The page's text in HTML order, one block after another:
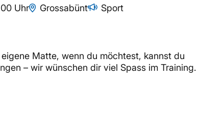
Uhr Grossabünt Sport
Matte, wenn du möchtest, kannst du
– wir wünschen dir viel Spass im Training.